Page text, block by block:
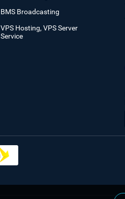
BMS Broadcasting
VPS Hosting, VPS Server
Service